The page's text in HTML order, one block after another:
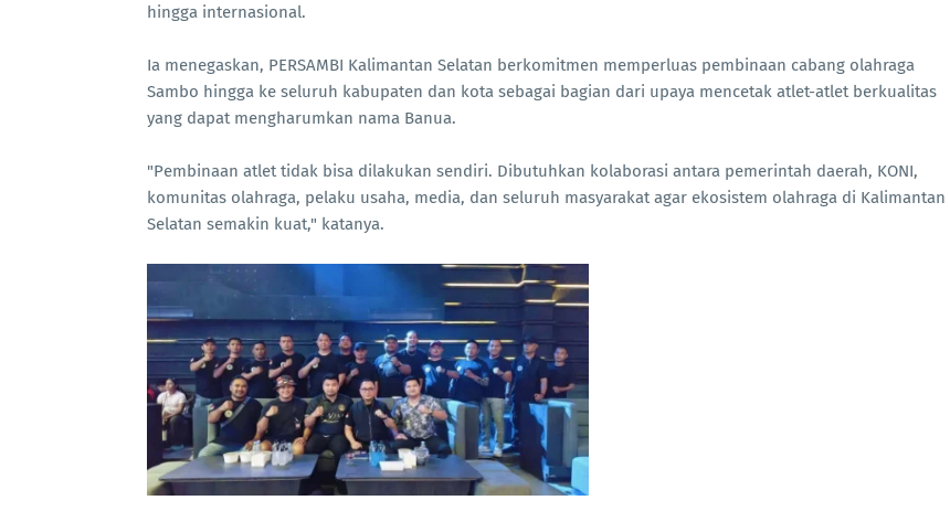
hingga internasional.
Ia menegaskan, PERSAMBI Kalimantan Selatan berkomitmen memperluas pembinaan cabang olahraga
Sambo hingga ke seluruh kabupaten dan kota sebagai bagian dari upaya mencetak atlet-atlet berkualitas
yang dapat mengharumkan nama Banua.
"Pembinaan atlet tidak bisa dilakukan sendiri. Dibutuhkan kolaborasi antara pemerintah daerah, KONI,
komunitas olahraga, pelaku usaha, media, dan seluruh masyarakat agar ekosistem olahraga di Kalimantan
Selatan semakin kuat," katanya.